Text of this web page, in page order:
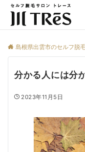
島根県出雲市のセルフ脱
分かる人には分
2023年11月5日